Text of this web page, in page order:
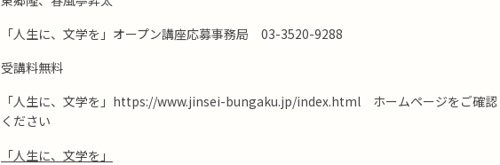
「人生に、文学を」オープン講座応募事務局 03-3520-9288
受講料無料
「人生に、文学を」https://www.jinsei-bungaku.jp/index.html ホームページをご確認
ください
「人生に、文学を」